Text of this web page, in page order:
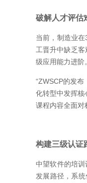
破解人才评估
当前，制造业
工晋升中缺乏客
级应用能力进阶。
“ZWSCP的发
化转型中发挥核
课程内容全面对
构建三级认
中望软件的培
发展路径，系